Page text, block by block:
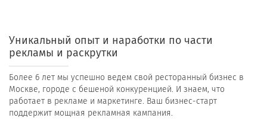
Уникальный опыт и наработки по части
рекламы и раскрутки
Более 6 лет мы успешно ведем свой ресторанный бизнес в
Москве, городе с бешеной конкуренцией. И знаем, что
работает в рекламе и маркетинге. Ваш бизнес-старт
поддержит мощная рекламная кампания.